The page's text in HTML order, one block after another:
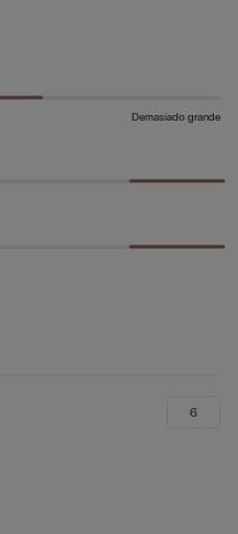
Demasiado grande
6